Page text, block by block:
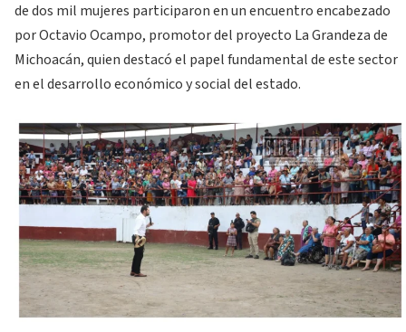
de dos mil mujeres participaron en un encuentro encabezado
por Octavio Ocampo, promotor del proyecto La Grandeza de
Michoacán, quien destacó el papel fundamental de este sector
en el desarrollo económico y social del estado.